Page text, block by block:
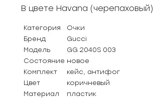
В цвете Havana (черепаховый)
Категория
Очки
Бренд
Gucci
Модель
GG 2040S 003
Состояние новое
Комплект
кейс, антифог
Цвет
коричневый
Материал
пластик